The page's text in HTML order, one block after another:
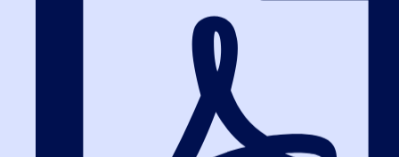
Получите краткий курс по
44-ФЗ в формате PDF
бесплатно!
Отправим его Вам сразу же в Telegram, MAX или
WhatsApp​